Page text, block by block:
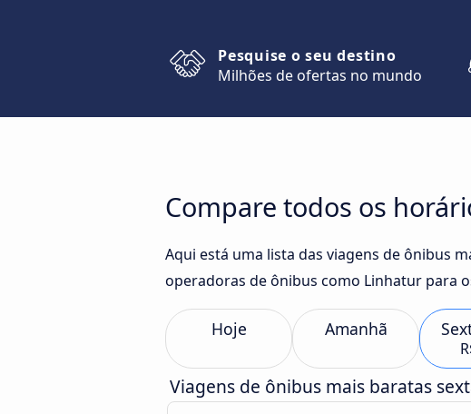
Pesquise o seu destino
Milhões de ofertas no mundo
Compare todos os
Aqui está uma lista das viagens de ônibus
operadoras de ônibus como Linhatur para
Hoje Amanhã
Viagens de ônibus mais baratas